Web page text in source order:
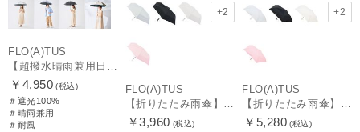
FLO(A)TUS
【超撥水晴雨兼用日傘】フロータス（FLO(A)TUS）プレーン 晴雨兼用 UV100 遮光100 耐風
￥4,950 (税込)
＃遮光100%
＃晴雨兼用
＃耐風
+2
FLO(A)TUS
￥3,960 (税込)
+2
FLO(A)TUS
￥5,280 (税込)